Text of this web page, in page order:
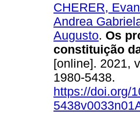
CHERER,
Andrea
Augusto. Os
constituição
[online]. 2021,
1980-5438.
https://doi.org/